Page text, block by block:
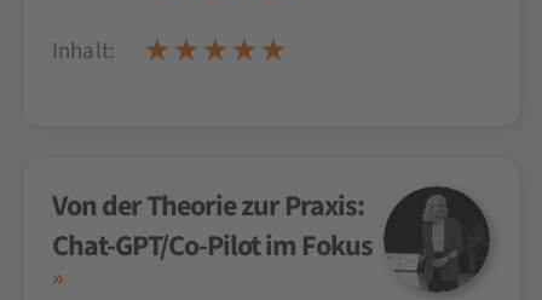
Inhalt:
Von der Theorie zur Praxis:
Chat-GPT/Co-Pilot im Fokus